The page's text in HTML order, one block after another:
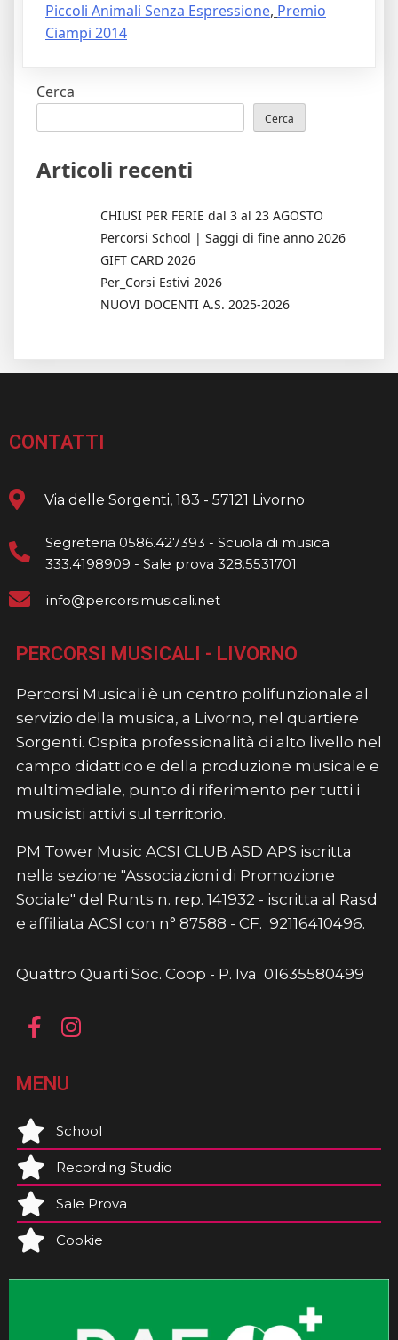
Piccoli Animali Senza Espressione, Premio
Ciampi 2014
Cerca
Cerca
Articoli recenti
CHIUSI PER FERIE dal 3 al 23 AGOSTO
Percorsi School | Saggi di fine anno 2026
GIFT CARD 2026
Per_Corsi Estivi 2026
NUOVI DOCENTI A.S. 2025-2026
CONTATTI
Via delle Sorgenti, 183 - 57121 Livorno
Segreteria 0586.427393 - Scuola di musica
333.4198909 - Sale prova 328.5531701
info@percorsimusicali.net
PERCORSI MUSICALI - LIVORNO
Percorsi Musicali è un centro polifunzionale al
servizio della musica, a Livorno, nel quartiere
Sorgenti. Ospita professionalità di alto livello nel
campo didattico e della produzione musicale e
multimediale, punto di riferimento per tutti i
musicisti attivi sul territorio.
PM Tower Music ACSI CLUB ASD APS iscritta
nella sezione "Associazioni di Promozione
Sociale" del Runts n. rep. 141932 - iscritta al Rasd
e affiliata ACSI con n° 87588 - CF. 92116410496.
Quattro Quarti Soc. Coop - P. Iva 01635580499
MENU
School
Recording Studio
Sale Prova
Cookie